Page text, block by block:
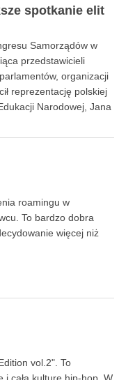
spotkanie elit
Samorządów w
przedstawicieli
organizacji
reprezentację polskiej
Narodowej, Jana
roamingu w
To bardzo dobra
więcej niż
vol.2". To